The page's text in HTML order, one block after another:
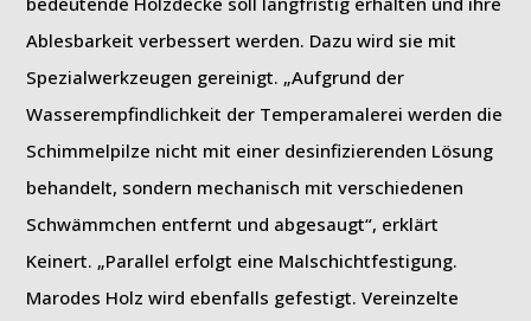
Ablesbarkeit verbessert werden. Dazu wird sie mit
Spezialwerkzeugen gereinigt. „Aufgrund der
Wasserempfindlichkeit der Temperamalerei werden die
Schimmelpilze nicht mit einer desinfizierenden Lösung
behandelt, sondern mechanisch mit verschiedenen
Schwämmchen entfernt und abgesaugt“, erklärt
Keinert. „Parallel erfolgt eine Malschichtfestigung.
Marodes Holz wird ebenfalls gefestigt. Vereinzelte